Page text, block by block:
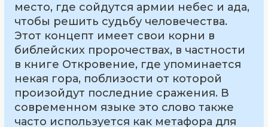
место, где сойдутся армии небес и ада,
чтобы решить судьбу человечества.
Этот концепт имеет свои корни в
библейских пророчествах, в частности
в книге Откровение, где упоминается
некая гора, поблизости от которой
произойдут последние сражения. В
современном языке это слово также
часто используется как метафора для